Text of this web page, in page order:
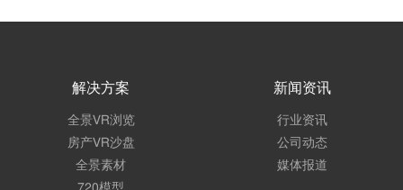
解决方案
全景VR浏览
房产VR沙盘
全景素材
新闻资讯
行业资讯
公司动态
媒体报道